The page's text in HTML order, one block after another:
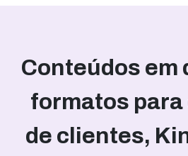
Conteúdos em
formatos
de clientes,